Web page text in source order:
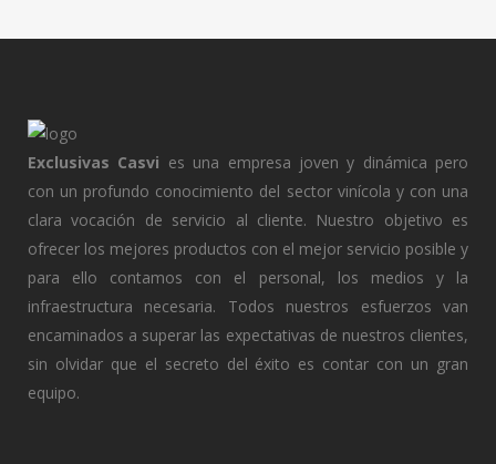
Exclusivas Casvi es una empresa joven y dinámica pero
con un profundo conocimiento del sector vinícola y con una
clara vocación de servicio al cliente. Nuestro objetivo es
ofrecer los mejores productos con el mejor servicio posible y
para ello contamos con el personal, los medios y la
infraestructura necesaria. Todos nuestros esfuerzos van
encaminados a superar las expectativas de nuestros clientes,
sin olvidar que el secreto del éxito es contar con un gran
equipo.